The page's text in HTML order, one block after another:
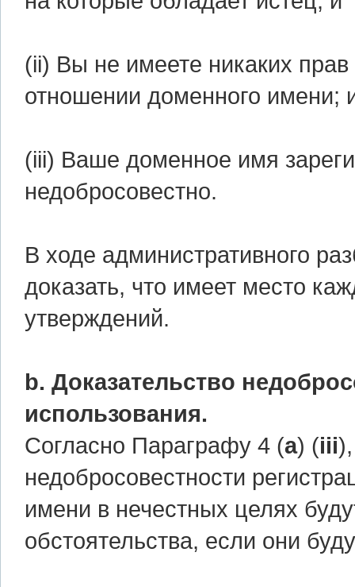
(ii) Вы не имеете никаких
отношении доменного имени;
(iii) Ваше доменное имя
недобросовестно.
В ходе административного
доказать, что имеет место
утверждений.
b. Доказательство
использования.
Согласно Параграфу 4 (a) (iii
недобросовестности
имени в нечестных целях
обстоятельства, если они